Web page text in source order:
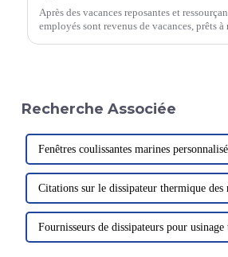
Après des vacances reposantes et
employés sont revenus de vacances, prêts
Recherche Associée
Fenêtres coulissantes marines
Citations sur le dissipateur thermique
Fournisseurs de dissipateurs pour